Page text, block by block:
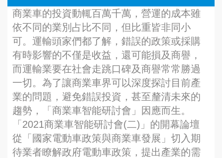
商業車的投資動輒百萬千萬，營運的成本雖
依不同的業別占比不同，但比重皆非同小
可。運輸頭家們都了解，錯誤的政策或採購
有時影響的不僅是收益，還可能損及商譽，
而運輸業要在社會走跳口碑及商譽常常勝過
一切。為了讓商業車界可以深度探討目前產
業的問題，避免錯誤投資，甚至釐清未來的
趨勢，「商業車智能研討會」因應而生。
「2021商業車智能研討會(二)」的開幕論壇
從「國家電動車政策與商業車發展」切入期
待業者瞭解政府電動車政策，提出產業的需